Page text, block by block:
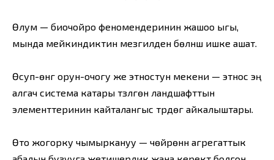
Өлум — биочойро феномендеринин жашоо ыгы,
мында мейкиндиктин мезгилден бөлүнүшү ишке ашат.
Өсуп-өнүгүү орун-очогу же этностун мекени — этнос эң
алгач система катары түзүлгөн ландшафттын
элементтеринин кайталангыс түрдөгү айкалыштары.
Өто жогорку чымыркануу — чөйрөнүн агрегаттык